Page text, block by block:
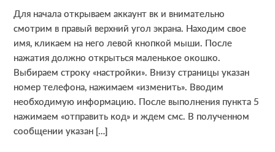
Для начала открываем аккаунт вк и внимательно
смотрим в правый верхний угол экрана. Находим свое
имя, кликаем на него левой кнопкой мыши. После
нажатия должно открыться маленькое окошко.
Выбираем строку «настройки». Внизу страницы указан
номер телефона, нажимаем «изменить». Вводим
необходимую информацию. После выполнения пункта 5
нажимаем «отправить код» и ждем смс. В полученном
сообщении указан […]